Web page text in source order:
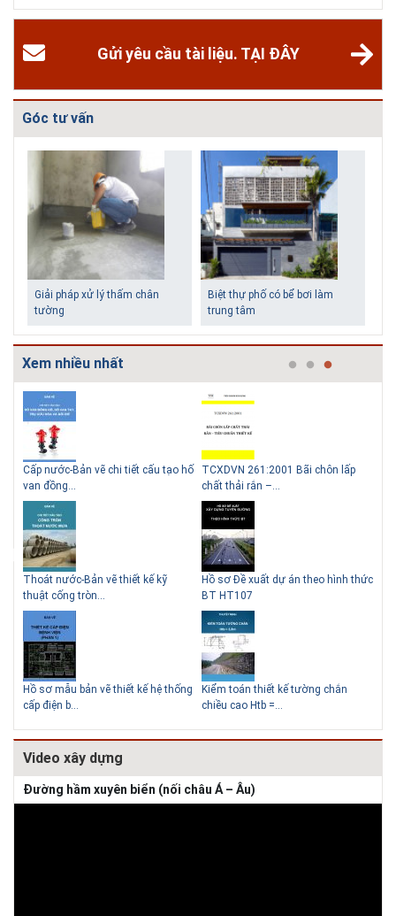
Gửi yêu cầu tài liệu. TẠI ĐÂY
Góc tư vấn
Xem nhiều nhất
Cấp nước-Bản vẽ chi tiết cấu tạo hố
van đồng...
Thoát nước-Bản vẽ thiết kế kỹ
thuật cống tròn...
Hồ sơ mẫu bản vẽ thiết kế hệ thống
cấp điện b...
TCXDVN 261:2001 Bãi chôn lấp
chất thải rắn –...
Hồ sơ Đề xuất dự án theo hình thức
BT HT107
Kiểm toán thiết kế tường chắn
chiều cao Htb =...
Video xây dựng
Đường hầm xuyên biển (nối châu Á – Âu)